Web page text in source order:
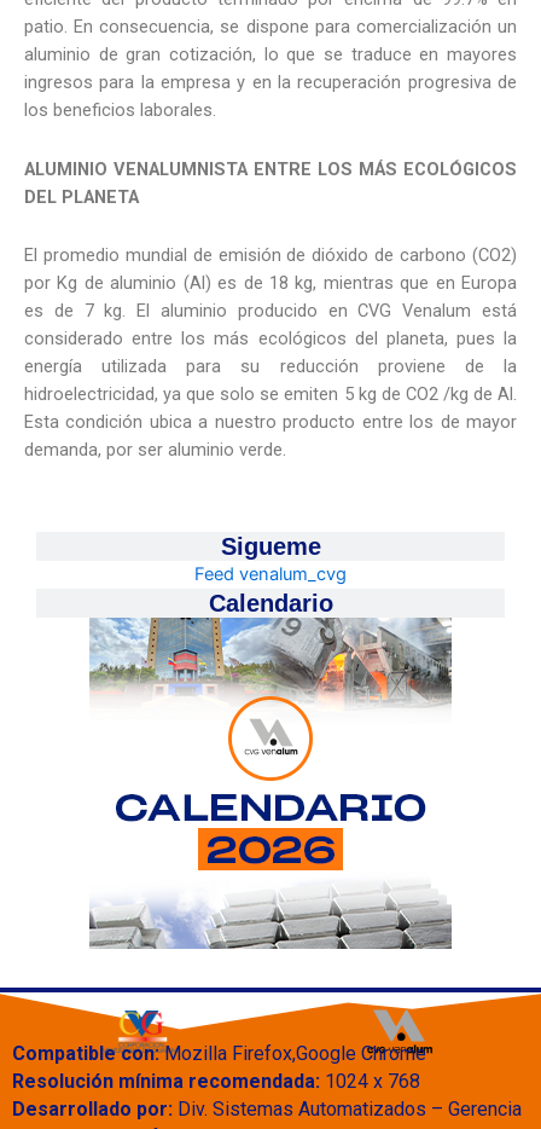
patio. En consecuencia, se dispone para comercialización un
aluminio de gran cotización, lo que se traduce en mayores
ingresos para la empresa y en la recuperación progresiva de
los beneficios laborales.
ALUMINIO VENALUMNISTA ENTRE LOS MÁS ECOLÓGICOS
DEL PLANETA
El promedio mundial de emisión de dióxido de carbono (CO2)
por Kg de aluminio (Al) es de 18 kg, mientras que en Europa
es de 7 kg. El aluminio producido en CVG Venalum está
considerado entre los más ecológicos del planeta, pues la
energía utilizada para su reducción proviene de la
hidroelectricidad, ya que solo se emiten 5 kg de CO2 /kg de Al.
Esta condición ubica a nuestro producto entre los de mayor
demanda, por ser aluminio verde.
Sigueme
Feed venalum_cvg
Calendario
Compatible con:Mozilla Firefox,Google Chrome
Resolución mínima recomendada: 1024 x 768
Desarrollado por: Div. Sistemas Automatizados – Gerencia